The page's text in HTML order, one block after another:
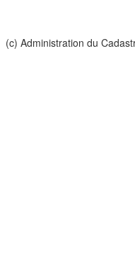
(c) Administration du